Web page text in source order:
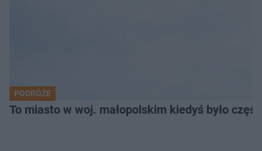
PODRÓŻE
To miasto w woj. małopolskim kiedyś było